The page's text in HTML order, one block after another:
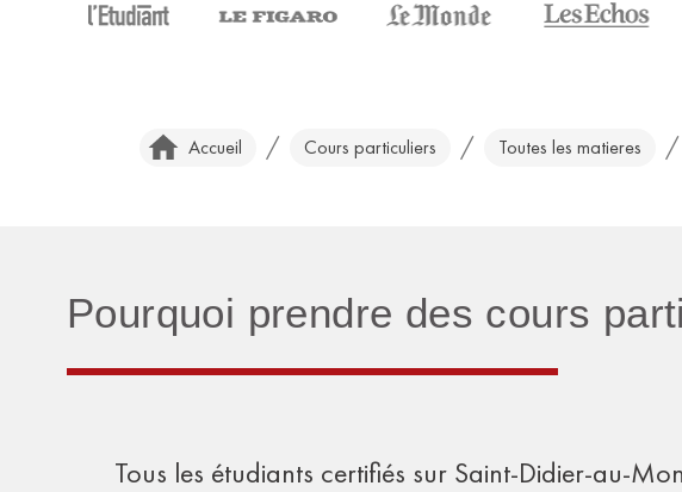
Accueil / Cours particuliers / Toutes les matieres /
Pourquoi prendre des cours
Tous les étudiants certifiés sur Saint-Didier-au-